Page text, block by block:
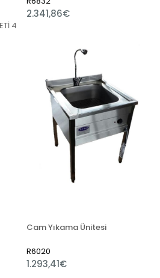
2.341,86€
Cam Yıkama Ünitesi
R6020
1.293,41€